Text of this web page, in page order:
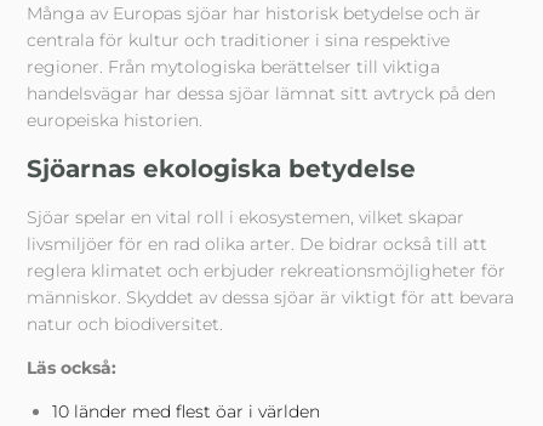
Många av Europas sjöar har historisk betydelse och är
centrala för kultur och traditioner i sina respektive
regioner. Från mytologiska berättelser till viktiga
handelsvägar har dessa sjöar lämnat sitt avtryck på den
europeiska historien.
Sjöarnas ekologiska betydelse
Sjöar spelar en vital roll i ekosystemen, vilket skapar
livsmiljöer för en rad olika arter. De bidrar också till att
reglera klimatet och erbjuder rekreationsmöjligheter för
människor. Skyddet av dessa sjöar är viktigt för att bevara
natur och biodiversitet.
Läs också:
10 länder med flest öar i världen